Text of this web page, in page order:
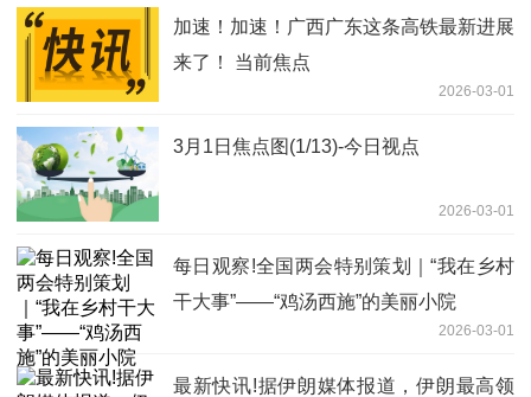
加速！加速！广西广东这条高铁最新进展
来了！ 当前焦点
2026-03-01
3月1日焦点图(1/13)-今日视点
2026-03-01
每日观察!全国两会特别策划｜“我在乡村
干大事”——“鸡汤西施”的美丽小院
2026-03-01
最新快讯!据伊朗媒体报道，伊朗最高领